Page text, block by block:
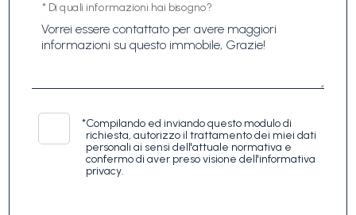
* Di quali informazioni hai bisogno?
*Compilando ed inviando questo modulo di
richiesta, autorizzo il trattamento dei miei dati
personali ai sensi dell'attuale normativa e
confermo di aver preso visione dell'informativa
privacy.